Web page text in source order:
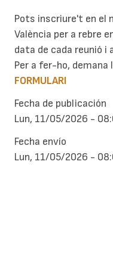
Pots inscriure't en
València per a rebre
data de cada reunió i
Per a fer-ho,
FORMULARI
Fecha de publicación
Lun, 11/05/2026 -
Fecha envío
Lun, 11/05/2026 -